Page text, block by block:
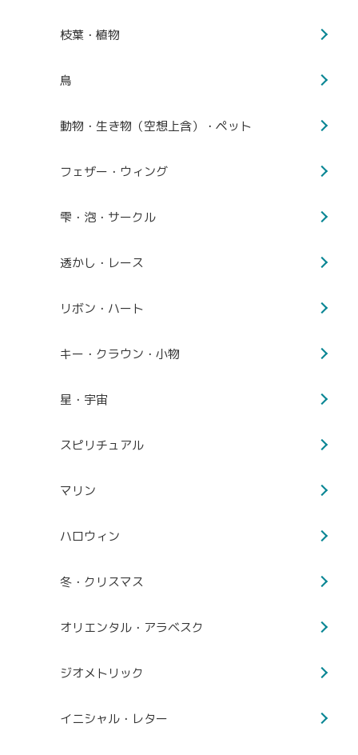
枝葉・植物
鳥
動物・生き物（空想上含）・ペット
フェザー・ウィング
雫・泡・サークル
透かし・レース
リボン・ハート
キー・クラウン・小物
星・宇宙
スピリチュアル
マリン
ハロウィン
冬・クリスマス
オリエンタル・アラベスク
ジオメトリック
イニシャル・レター